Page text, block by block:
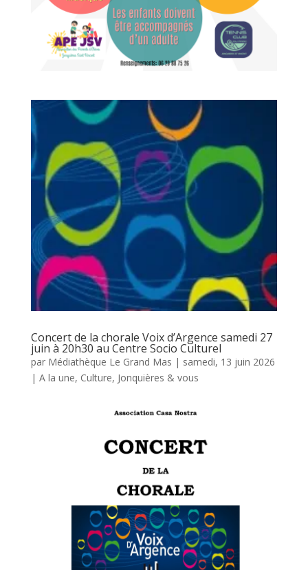
Concert de la chorale Voix d’Argence samedi 27
juin à 20h30 au Centre Socio Culturel
par Médiathèque Le Grand Mas | samedi, 13 juin 2026
| A la une, Culture, Jonquières & vous